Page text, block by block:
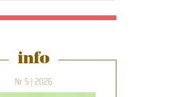
info
Nr. 5 | 2026